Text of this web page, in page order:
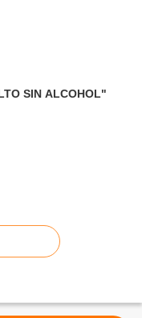
SIN ALCOHOL"